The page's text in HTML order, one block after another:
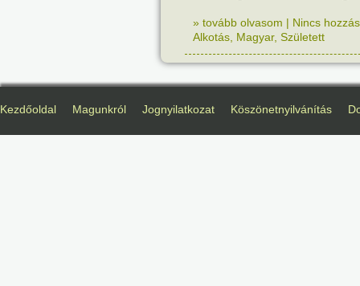
» tovább olvasom | Nincs
Alkotás Magyar, Született
Kezdőoldal Magunkról Jognyilatkozat Köszönetnyilvánítás